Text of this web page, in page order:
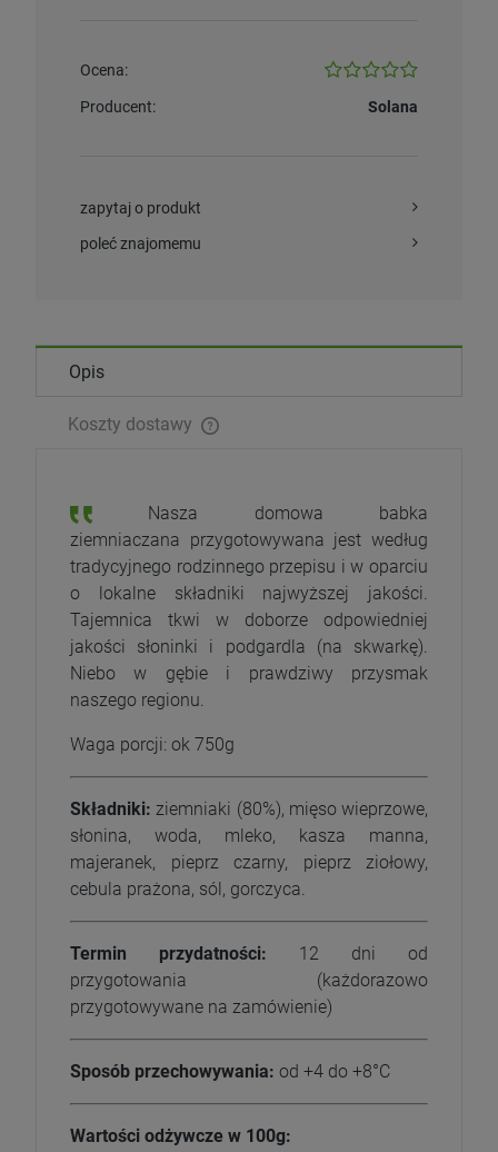
Ocena:
Producent: Solana
zapytaj o produkt
poleć znajomemu
Opis
Koszty dostawy
Nasza domowa babka
ziemniaczana przygotowywana jest według
tradycyjnego rodzinnego przepisu i w oparciu
o lokalne składniki najwyższej jakości.
Tajemnica tkwi w doborze odpowiedniej
jakości słoninki i podgardla (na skwarkę).
Niebo w gębie i prawdziwy przysmak
naszego regionu.
Waga porcji: ok 750g
Składniki: ziemniaki (80%), mięso wieprzowe,
słonina, woda, mleko, kasza manna,
majeranek, pieprz czarny, pieprz ziołowy,
cebula prażona, sól, gorczyca.
Termin przydatności: 12 dni od
przygotowania (każdorazowo
przygotowywane na zamówienie)
Sposób przechowywania: od +4 do +8°C
Wartości odżywcze w 100g: